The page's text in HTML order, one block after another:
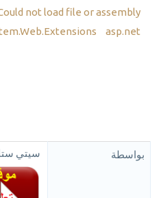
not load file or assembly
asp.net
بواسطة سيتي